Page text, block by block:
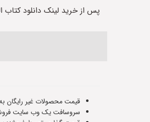
پس از خرید لینک دانلود
قیمت محصولات غیر رایگان
سروسافت یک وب سایت فروش